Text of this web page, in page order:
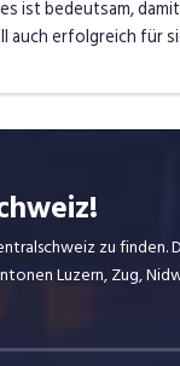
ist bedeutsam,
auch erfolgreich für
zu
Luzern, Zug,